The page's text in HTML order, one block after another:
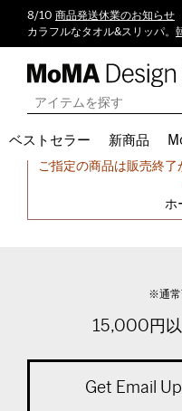
8/10 商品発送休業のお知らせ
カラフルなタオル&スリッパ。
ベストセラー 新商品申し訳
ご指定の商品は販売終
ホ
※通常
15,000円
Get Email